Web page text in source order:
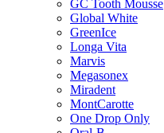
GC Tooth Mousse
Global White
GreenIce
Longa Vita
Marvis
Megasonex
Miradent
MontCarotte
One Drop Only